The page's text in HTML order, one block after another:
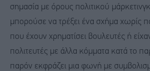
σημασία με όρους πολιτικού
μπορούσε να τρέξει ένα σχήμα χωρίς
που έχουν χρηματίσει βουλευτές ή
πολιτευτές με άλλα κόμματα κατά το
παρόν εκφράζει μια φωνή με